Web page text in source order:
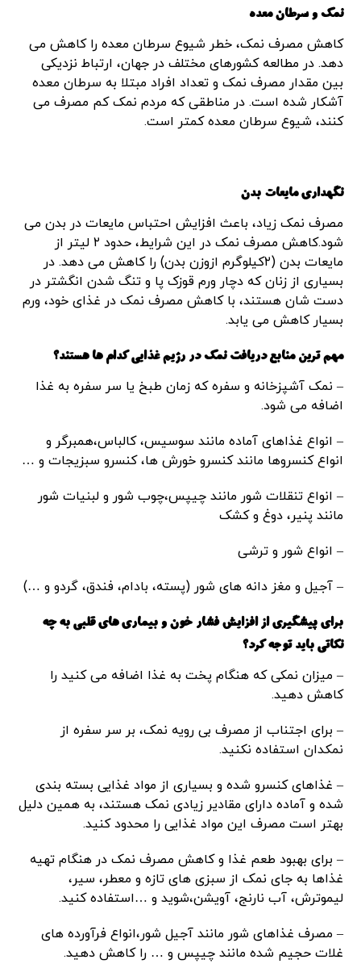
نمک و سرطان معده
کاهش مصرف نمک، خطر شیوع سرطان معده را کاهش می
دهد. در مطالعه کشورهای مختلف در جهان، ارتباط نزدیکی
بین مقدار مصرف نمک و تعداد افراد مبتلا به سرطان معده
آشکار شده است. در مناطقی که مردم نمک کم مصرف می
کنند، شیوع سرطان معده کمتر است.
نگهداری مایعات بدن
مصرف نمک زیاد، باعث افزایش احتباس مایعات در بدن می
شود.کاهش مصرف نمک در این شرایط، حدود ۲ لیتر از
مایعات بدن (۲کیلوگرم ازوزن بدن) را کاهش می دهد. در
بسیاری از زنان که دچار ورم قوزک پا و تنگ شدن انگشتر در
دست شان هستند، با کاهش مصرف نمک در غذای خود، ورم
بسیار کاهش می یابد.
مهم ترین منابع دریافت نمک در رژیم غذایی کدام ها هستند؟
– نمک آشپزخانه و سفره که زمان طبخ یا سر سفره به غذا
اضافه می شود.
– انواع غذاهای آماده مانند سوسیس، کالباس،همبرگر و
انواع کنسروها مانند کنسرو خورش ها، کنسرو سبزیجات و …
– انواع تنقلات شور مانند چیپس،چوب شور و لبنیات شور
مانند پنیر، دوغ و کشک
– انواع شور و ترشی
– آجیل و مغز دانه های شور (پسته، بادام، فندق، گردو و …)
برای پیشگیری از افزایش فشار خون و بیماری های قلبی به چه
نکاتی باید توجه کرد؟
– میزان نمکی که هنگام پخت به غذا اضافه می کنید را
کاهش دهید.
– برای اجتناب از مصرف بی رویه نمک، بر سر سفره از
نمکدان استفاده نکنید.
– غذاهای کنسرو شده و بسیاری از مواد غذایی بسته بندی
شده و آماده دارای مقادیر زیادی نمک هستند، به همین دلیل
بهتر است مصرف این مواد غذایی را محدود کنید.
– برای بهبود طعم غذا و کاهش مصرف نمک در هنگام تهیه
غذاها به جای نمک از سبزی های تازه و معطر، سیر،
لیموترش، آب نارنج، آویشن،شوید و …استفاده کنید.
– مصرف غذاهای شور مانند آجیل شور،انواع فرآورده های
غلات حجیم شده مانند چیپس و … را کاهش دهید.